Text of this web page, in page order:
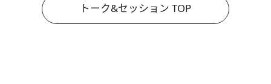
トーク&セッション TOP